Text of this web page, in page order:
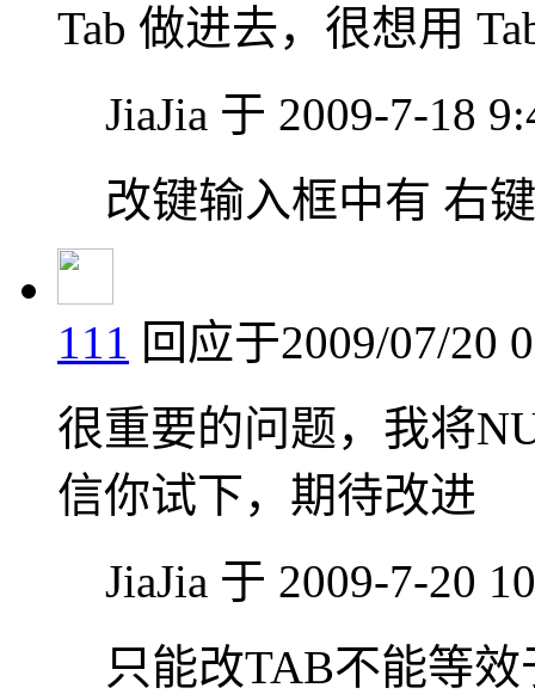
Tab 做进去，很想用
JiaJia 于 2009-7-18
改键输入框中有 右
111 回应于2009/07/20
很重要的问题，我将
信你试下，期待改进
JiaJia 于 2009-7-20
只能改TAB不能等